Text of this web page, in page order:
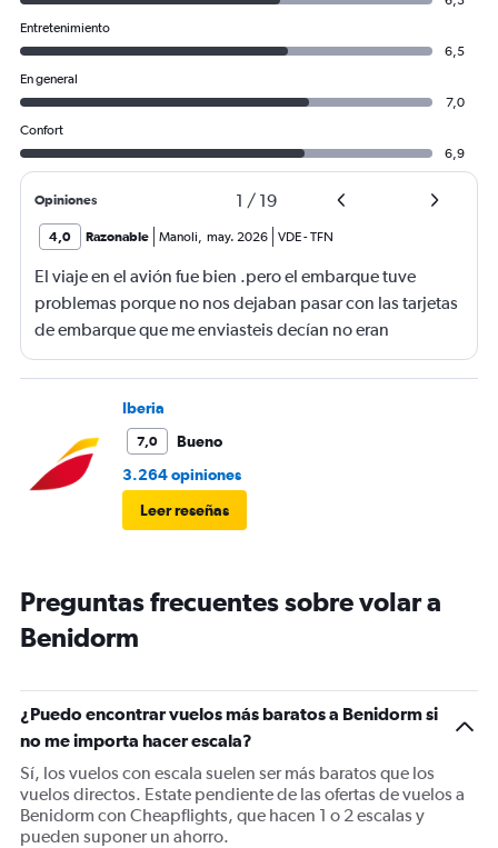
Entretenimiento
6,5
En general
7,0
Confort
6,9
Opiniones 1 / 19
4,0 Razonable Manoli, may. 2026 VDE-TFN
El viaje en el avión fue bien .pero el embarque tuve
problemas porque no nos dejaban pasar con las tarjetas
de embarque que me enviasteis decían no eran
completas nonponia vuelo y querían los billetes y yo no
los tenía casi perdemos el vuelo.suerte de una chica que
nos dejó pasar
Iberia
7,0
Bueno
3.264 opiniones
Leer reseñas
Preguntas frecuentes sobre volar a
Benidorm
¿Puedo encontrar vuelos más baratos a Benidorm si
no me importa hacer escala?
Sí, los vuelos con escala suelen ser más baratos que los
vuelos directos. Estate pendiente de las ofertas de vuelos a
Benidorm con Cheapflights, que hacen 1 o 2 escalas y
pueden suponer un ahorro.